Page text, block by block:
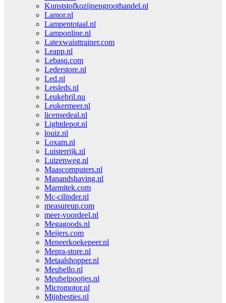
Kunststofkozijnengroothandel.nl
Lamor.nl
Lampentotaal.nl
Lamponline.nl
Latexwaisttrainer.com
Leapp.nl
Lebasq.com
Lederstore.nl
Led.nl
Letsleds.nl
Leukebril.nu
Leukermeer.nl
licensedeal.nl
Lightdepot.nl
louiz.nl
Loxam.nl
Luisterrijk.nl
Luizenweg.nl
Maascomputers.nl
Manandshaving.nl
Marmitek.com
Mc-cilinder.nl
measureup.com
meer-voordeel.nl
Megagoods.nl
Meijers.com
Meneerkoekepeer.nl
Mepra-store.nl
Metaalshopper.nl
Meubello.nl
Meubelpootjes.nl
Micromotor.nl
Mijnbesties.nl